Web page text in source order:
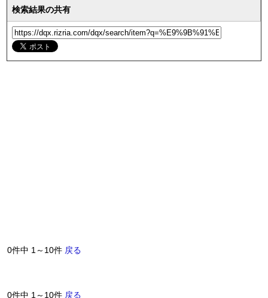
検索結果の共有
0件中 1～10件 戻る
0件中 1～10件 戻る